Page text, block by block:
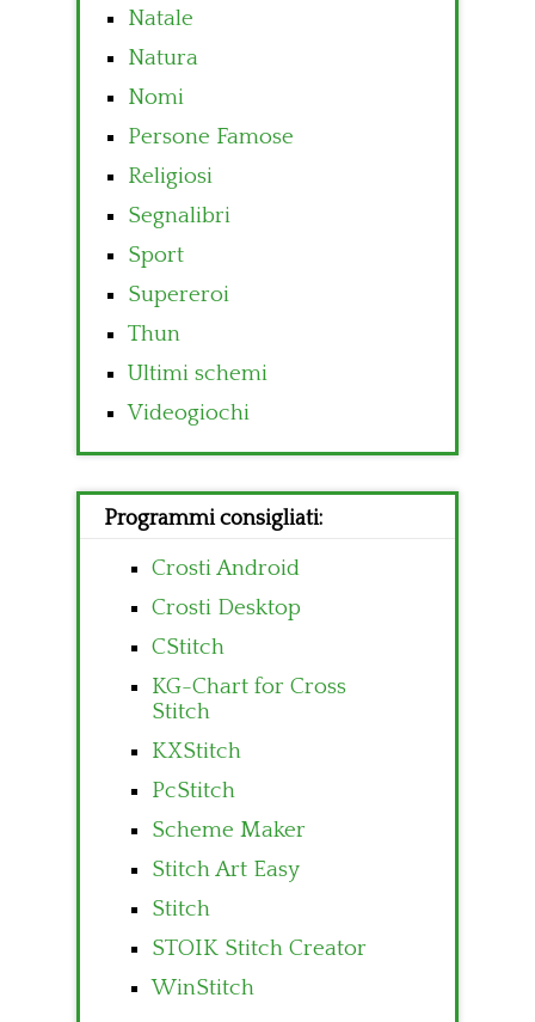
Natale
Natura
Nomi
Persone Famose
Religiosi
Segnalibri
Sport
Supereroi
Thun
Ultimi schemi
Videogiochi
Programmi consigliati:
Crosti Android
Crosti Desktop
CStitch
KG-Chart for Cross
Stitch
KXStitch
PcStitch
Scheme Maker
Stitch Art Easy
Stitch
STOIK Stitch Creator
WinStitch